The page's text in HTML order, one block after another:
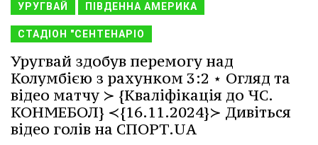
УРУГВАЙ ПІВДЕННА АМЕРИКА
СТАДІОН "СЕНТЕНАРІО
Уругвай здобув перемогу над
Колумбією з рахунком 3:2 ⋆ Огляд та
відео матчу ≻ {Кваліфікація до ЧС.
КОНМЕБОЛ} ≺{16.11.2024}≻ Дивіться
відео голів на СПОРТ.UA